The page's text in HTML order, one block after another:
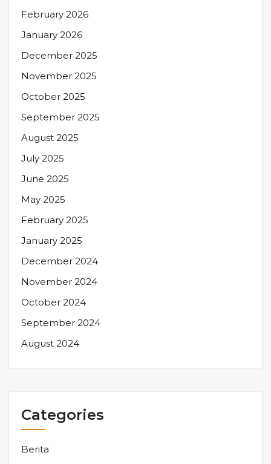
February 2026
January 2026
December 2025
November 2025
October 2025
September 2025
August 2025
July 2025
June 2025
May 2025
February 2025
January 2025
December 2024
November 2024
October 2024
September 2024
August 2024
Categories
Berita